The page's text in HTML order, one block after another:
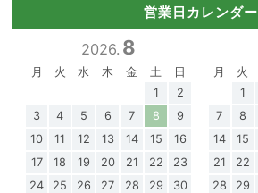
営業日カレンダー
2026. 8
月 火 水 木 金 土
日
1
2
3
4 5 6 7 8
9
10
11 12 13 14 15
16
17
18 19 20 21 22
23
24
25 26 27 28 29
30
月 火
1
7
8
14
15
21
22
28
29